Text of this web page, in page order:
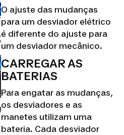
O ajuste das mudanças
para um desviador elétrico
é diferente do ajuste para
um desviador mecânico.
CARREGAR AS
BATERIAS
Para engatar as mudanças,
os desviadores e as
manetes utilizam uma
bateria. Cada desviador